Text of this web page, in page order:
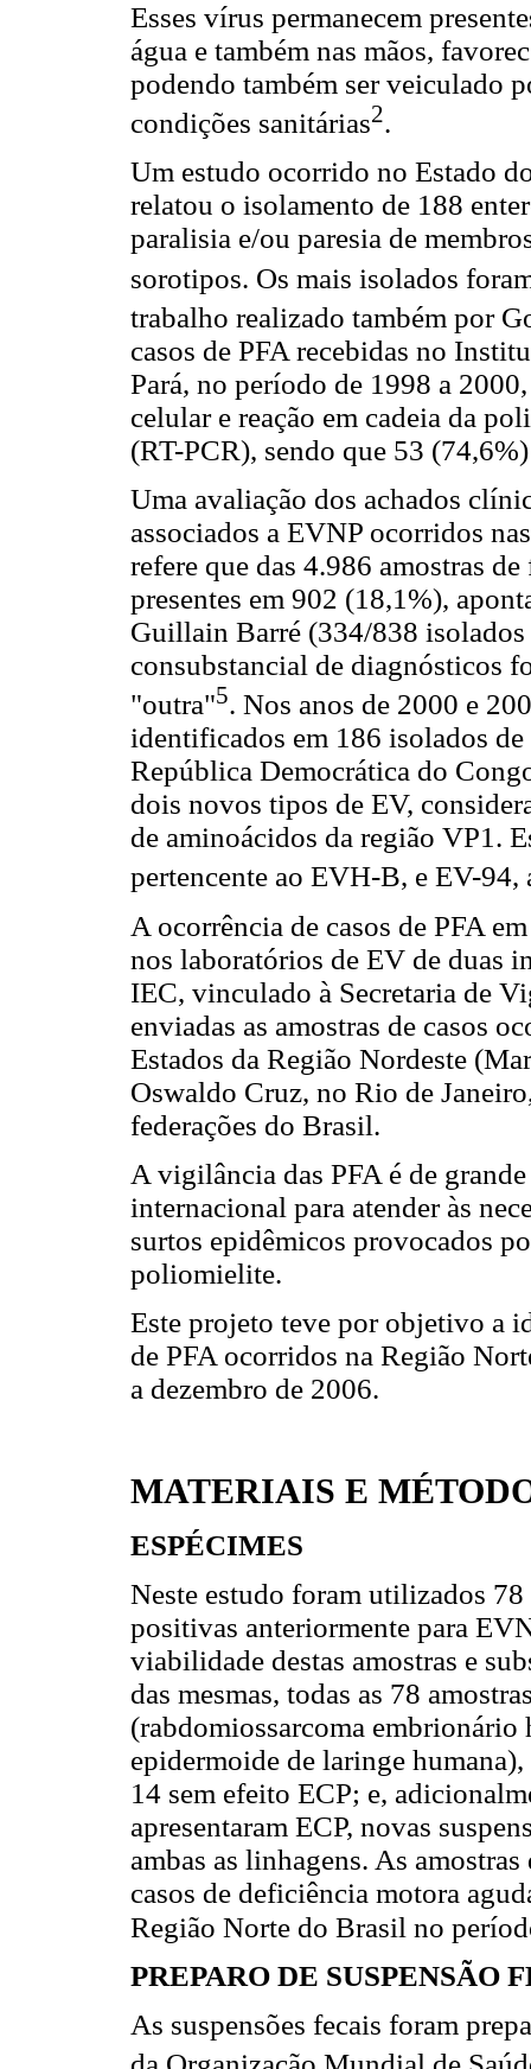
Esses vírus permanecem
água e também nas mãos,
podendo também ser veiculado
condições sanitárias2.
Um estudo ocorrido no Estado
relatou o isolamento de 188
paralisia e/ou paresia de
sorotipos. Os mais isolados
trabalho realizado também por
casos de PFA recebidas no
Pará, no período de 1998 a
celular e reação em cadeia da
(RT-PCR), sendo que 53
Uma avaliação dos achados
associados a EVNP ocorridos
refere que das 4.986 amostras
presentes em 902 (18,1%),
Guillain Barré (334/838
consubstancial de diagnósticos
"outra"5. Nos anos de 2000 e
identificados em 186 isolados
República Democrática do
dois novos tipos de EV,
de aminoácidos da região VP1.
pertencente ao EVH-B, e EV-
A ocorrência de casos de PFA
nos laboratórios de EV de duas
IEC, vinculado à Secretaria de
enviadas as amostras de casos
Estados da Região Nordeste
Oswaldo Cruz, no Rio de
federações do Brasil.
A vigilância das PFA é de
internacional para atender às
surtos epidêmicos provocados
poliomielite.
Este projeto teve por objetivo a
de PFA ocorridos na Região
a dezembro de 2006.
MATERIAIS E
ESPÉCIMES
Neste estudo foram utilizados
positivas anteriormente para
viabilidade destas amostras e
das mesmas, todas as 78
(rabdomiossarcoma
epidermoide de laringe
14 sem efeito ECP; e,
apresentaram ECP, novas
ambas as linhagens. As
casos de deficiência motora
Região Norte do Brasil no
PREPARO DE SUSPENSÃO
As suspensões fecais foram